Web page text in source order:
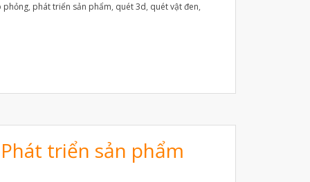
Tháng Tư 2023
Tháng Mười Một 2022
Tháng Mười 2022
phỏng, phát triển sản phẩm, quét 3d, quét vật đen,
triển sản phẩm